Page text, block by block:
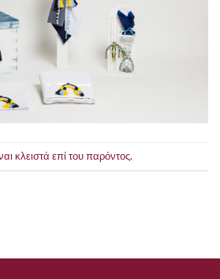
κλειστά επί του παρόντος.